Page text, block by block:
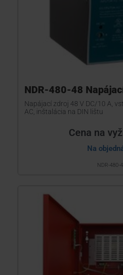
NDR-480-48
Napájací zdroj 48 V DC/10 A,
AC, inštalácia na DIN lištu
Cena na
Na
NDR-480-